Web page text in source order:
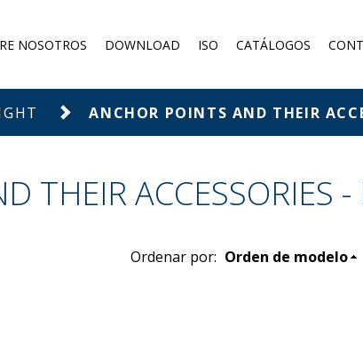
falling from
NOSOTROS DOWNLOAD ISO CATÁLOGOS
ANCHOR POINTS AND THEIR
THEIR ACCESSORIES -
Ordenar por: Orden de modelo